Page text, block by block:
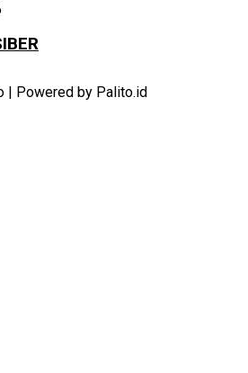
| Powered by Palito.id